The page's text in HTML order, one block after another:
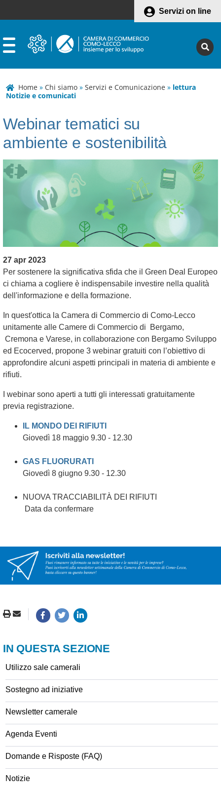
Servizi on line
Home » Chi siamo » Servizi e Comunicazione » lettura
Notizie e comunicati
Webinar tematici su
ambiente e sostenibilità
27 apr 2023
Per sostenere la significativa sfida che il Green Deal Europeo
ci chiama a cogliere è indispensabile investire nella qualità
dell'informazione e della formazione.
In quest'ottica la Camera di Commercio di Como-Lecco
unitamente alle Camere di Commercio di Bergamo,
Cremona e Varese, in collaborazione con Bergamo Sviluppo
ed Ecocerved, propone 3 webinar gratuiti con l’obiettivo di
approfondire alcuni aspetti principali in materia di ambiente e
rifiuti.
I webinar sono aperti a tutti gli interessati gratuitamente
previa registrazione.
IL MONDO DEI RIFIUTI
Giovedì 18 maggio 9.30 - 12.30
GAS FLUORURATI
Giovedì 8 giugno 9.30 - 12.30
NUOVA TRACCIABILITÀ DEI RIFIUTI
Data da confermare
IN QUESTA SEZIONE
Utilizzo sale camerali
Sostegno ad iniziative
Newsletter camerale
Agenda Eventi
Domande e Risposte (FAQ)
Notizie